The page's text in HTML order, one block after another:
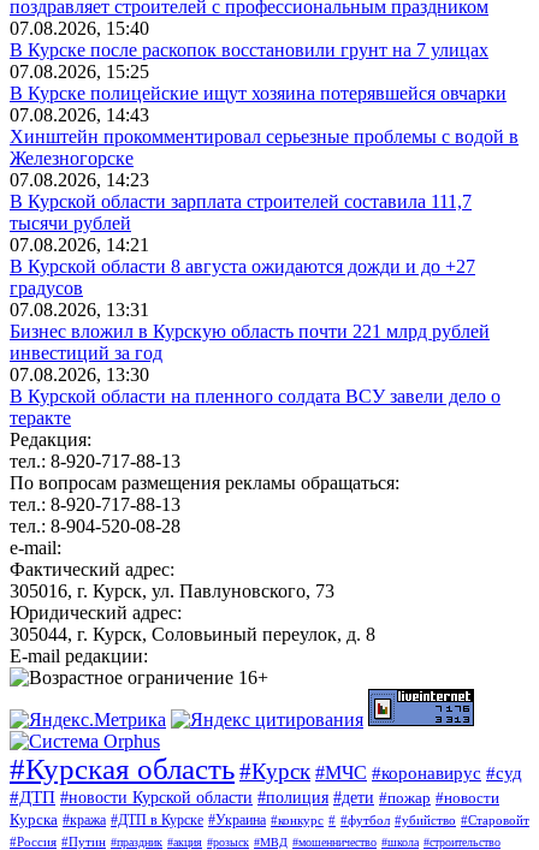
поздравляет строителей с профессиональным праздником
07.08.2026, 15:40
В Курске после раскопок восстановили грунт на 7 улицах
07.08.2026, 15:25
В Курске полицейские ищут хозяина потерявшейся овчарки
07.08.2026, 14:43
Хинштейн прокомментировал серьезные проблемы с водой в
Железногорске
07.08.2026, 14:23
В Курской области зарплата строителей составила 111,7
тысячи рублей
07.08.2026, 14:21
В Курской области 8 августа ожидаются дожди и до +27
градусов
07.08.2026, 13:31
Бизнес вложил в Курскую область почти 221 млрд рублей
инвестиций за год
07.08.2026, 13:30
В Курской области на пленного солдата ВСУ завели дело о
теракте
Редакция:
тел.: 8-920-717-88-13
По вопросам размещения рекламы обращаться:
тел.: 8-920-717-88-13
тел.: 8-904-520-08-28
e-mail:
Фактический адрес:
305016, г. Курск, ул. Павлуновского, 73
Юридический адрес:
305044, г. Курск, Соловьиный переулок, д. 8
E-mail редакции:
#Курская область#Курск #МЧС #коронавирус #суд
#ДТП #новости Курской области #полиция #дети #пожар #новости
Курска #кража #ДТП в Курске #Украина #конкурс # #футбол #убийство #Старовойт
#Россия #Путин #праздник #акция #розыск #МВД #мошенничество #школа #строительство